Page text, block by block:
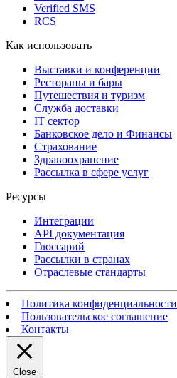
Verified SMS
RCS
Как использовать
Выставки и конференции
Рестораны и бары
Путешествия и туризм
Служба доставки
IT сектор
Банковское дело и Финансы
Страхование
Здравоохранение
Рассылка в сфере услуг
Ресурсы
Интеграции
API документация
Глоссарий
Рассылки в странах
Отраслевые стандарты
Политика конфиденциальности
Пользовательское соглашение
Контакты
Close